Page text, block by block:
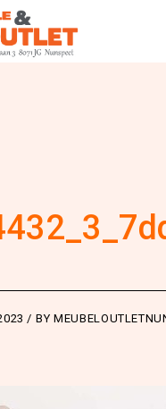
BY